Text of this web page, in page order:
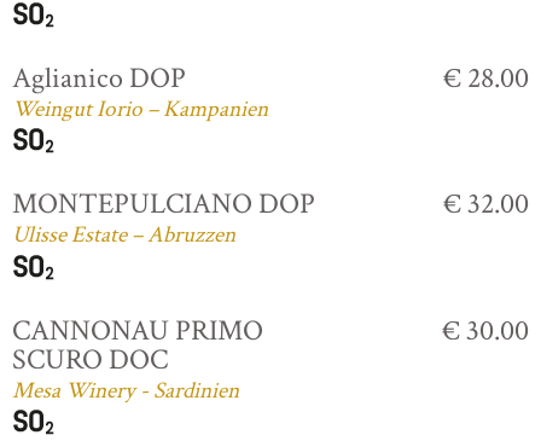
Aglianico DOP
Weingut Iorio – Kampanien
€ 28.00
MONTEPULCIANO DOP
Ulisse Estate – Abruzzen
€ 32.00
CANNONAU PRIMO
SCURO DOC
Mesa Winery - Sardinien
€ 30.00